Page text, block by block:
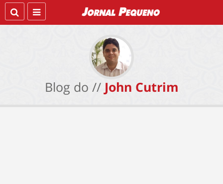
Blog do // John Cutrim